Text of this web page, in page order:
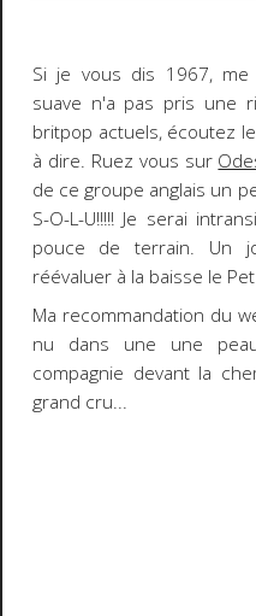
Si je vous dis 1967, me
suave n'a pas pris une
britpop actuels, écoutez
à dire. Ruez vous sur
de ce groupe anglais un
S-O-L-U!!!!! Je serai
pouce de terrain. Un
réévaluer à la baisse le
Ma recommandation du
nu dans une une
compagnie devant la
grand cru...